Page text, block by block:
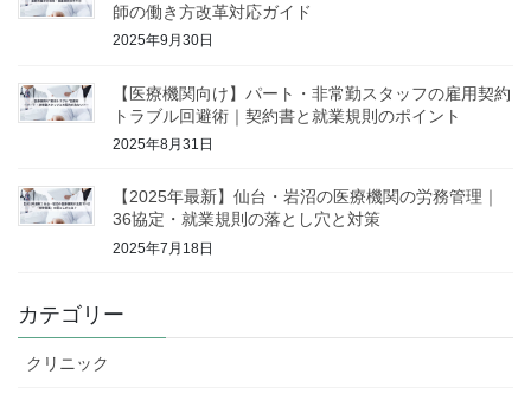
師の働き方改革対応ガイド
2025年9月30日
【医療機関向け】パート・非常勤スタッフの雇用契約
トラブル回避術｜契約書と就業規則のポイント
2025年8月31日
【2025年最新】仙台・岩沼の医療機関の労務管理｜
36協定・就業規則の落とし穴と対策
2025年7月18日
カテゴリー
クリニック